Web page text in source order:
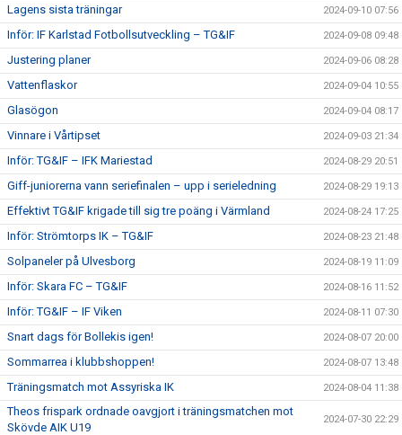
Lagens sista träningar 2024-09-10 07:56
Inför: IF Karlstad Fotbollsutveckling – TG&IF 2024-09-08 09:48
Justering planer 2024-09-06 08:28
Vattenflaskor 2024-09-04 10:55
Glasögon 2024-09-04 08:17
Vinnare i Vårtipset 2024-09-03 21:34
Inför: TG&IF – IFK Mariestad 2024-08-29 20:51
Giff-juniorerna vann seriefinalen – upp i serieledning 2024-08-29 19:13
Effektivt TG&IF krigade till sig tre poäng i Värmland 2024-08-24 17:25
Inför: Strömtorps IK – TG&IF 2024-08-23 21:48
Solpaneler på Ulvesborg 2024-08-19 11:09
Inför: Skara FC – TG&IF 2024-08-16 11:52
Inför: TG&IF – IF Viken 2024-08-11 07:30
Snart dags för Bollekis igen! 2024-08-07 20:00
Sommarrea i klubbshoppen! 2024-08-07 13:48
Träningsmatch mot Assyriska IK 2024-08-04 11:38
Theos frispark ordnade oavgjort i träningsmatchen mot
Skövde AIK U19
2024-07-30 22:29